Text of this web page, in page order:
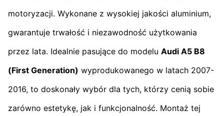
motoryzacji. Wykonane z wysokiej jakości aluminium,
gwarantuje trwałość i niezawodność użytkowania
przez lata. Idealnie pasujące do modelu Audi A5 B8
(First Generation) wyprodukowanego w latach 2007-
2016, to doskonały wybór dla tych, którzy cenią sobie
zarówno estetykę, jak i funkcjonalność. Montaż tej